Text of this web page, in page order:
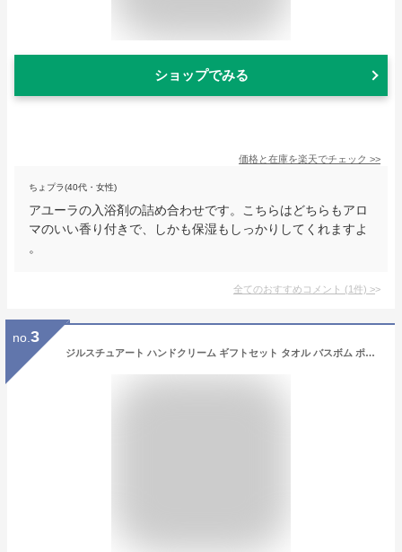
ショップでみる
価格と在庫を楽天でチェック >>
ちょプラ(40代・女性)
アユーラの入浴剤の詰め合わせです。こちらはどちらもアロ
マのいい香り付きで、しかも保湿もしっかりしてくれますよ
。
全てのおすすめコメント (1件) >
no. 3
ジルスチュアート ハンドクリーム ギフトセット タオル バスボム ポーチ付き 誕生日 女性 プレゼント 内祝い 人気 おしゃれ ホワイトデー ギフト